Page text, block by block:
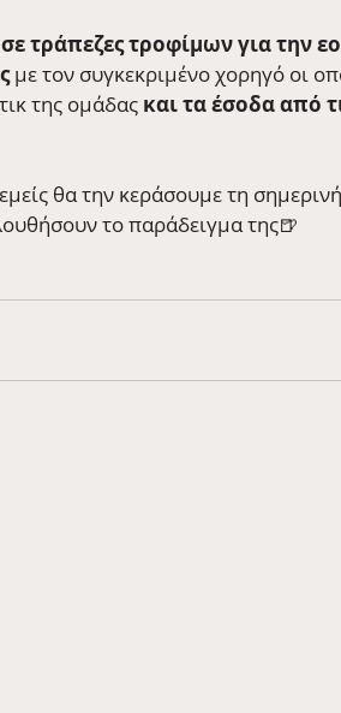
τράπεζες τροφίμων για την
με τον συγκεκριμένο χορηγό οι
της ομάδας και τα έσοδα από
θα την κεράσουμε τη
το παράδειγμα της🍺